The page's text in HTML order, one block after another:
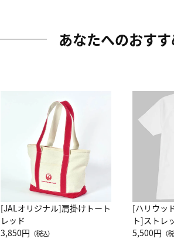
あなたへのおす
[JALオリジナル]肩掛けトート
レッド
3,850円 （税込）
[ハリウッ
ト]ストレ
ーネック
5,500円 （